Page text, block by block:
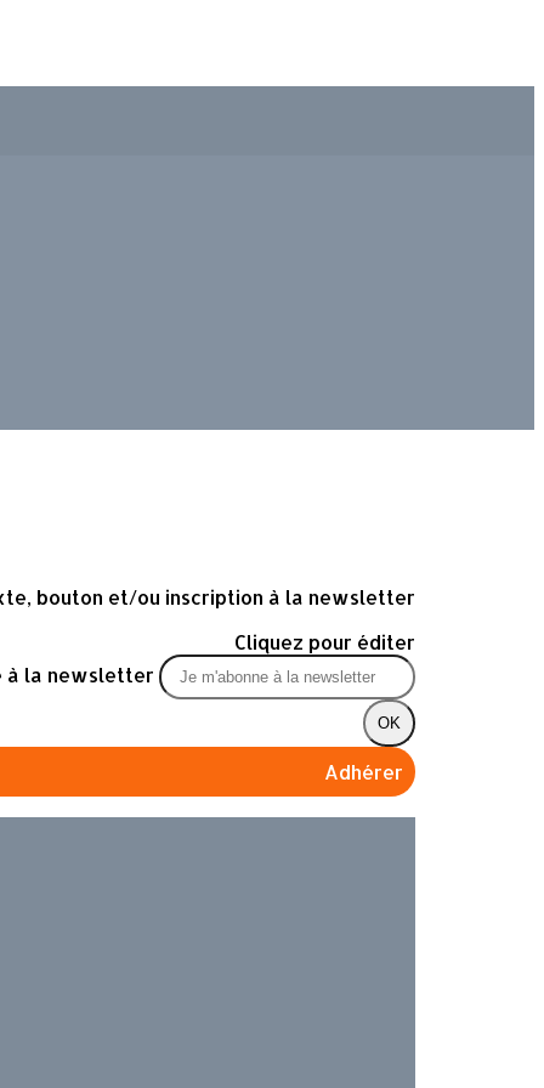
bouton et/ou inscription à la newsletter
Cliquez pour éditer
à la newsletter
OK
Adhérer